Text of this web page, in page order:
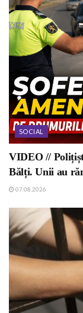
SOCIAL
VIDEO //
Bălți. Unii au
07.08.2026